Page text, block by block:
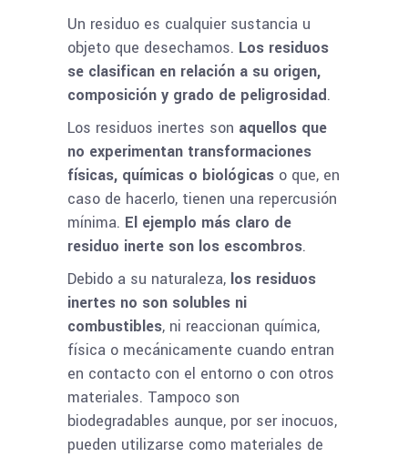
Un residuo es cualquier sustancia u
objeto que desechamos. Los residuos
se clasifican en relación a su origen,
composición y grado de peligrosidad.
Los residuos inertes son aquellos que
no experimentan transformaciones
físicas, químicas o biológicas o que, en
caso de hacerlo, tienen una repercusión
mínima. El ejemplo más claro de
residuo inerte son los escombros.
Debido a su naturaleza, los residuos
inertes no son solubles ni
combustibles, ni reaccionan química,
física o mecánicamente cuando entran
en contacto con el entorno o con otros
materiales. Tampoco son
biodegradables aunque, por ser inocuos,
pueden utilizarse como materiales de